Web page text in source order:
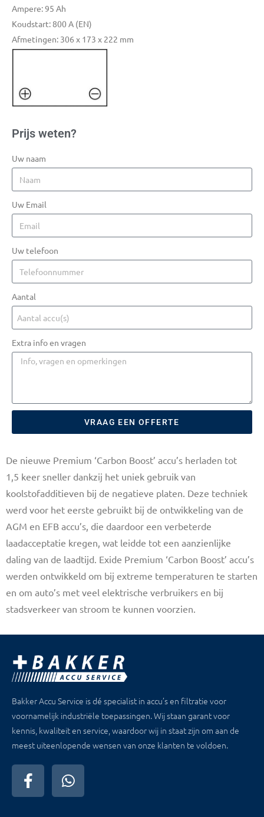
Ampere: 95 Ah
Koudstart: 800 A (EN)
Afmetingen: 306 x 173 x 222 mm
Prijs weten?
Uw naam
Uw Email
Uw telefoon
Aantal
Extra info en vragen
VRAAG EEN OFFERTE
De nieuwe Premium ‘Carbon Boost’ accu’s herladen tot
1,5 keer sneller dankzij het uniek gebruik van
koolstofadditieven bij de negatieve platen. Deze techniek
werd voor het eerste gebruikt bij de ontwikkeling van de
AGM en EFB accu’s, die daardoor een verbeterde
laadacceptatie kregen, wat leidde tot een aanzienlijke
daling van de laadtijd. Exide Premium ‘Carbon Boost’ accu’s
werden ontwikkeld om bij extreme temperaturen te starten
en om auto’s met veel elektrische verbruikers en bij
stadsverkeer van stroom te kunnen voorzien.
Bakker Accu Service is dé specialist in accu’s en filtratie voor
voornamelijk industriële toepassingen. Wij staan garant voor
kennis, kwaliteit en service, waardoor wij in staat zijn om aan de
meest uiteenlopende wensen van onze klanten te voldoen.